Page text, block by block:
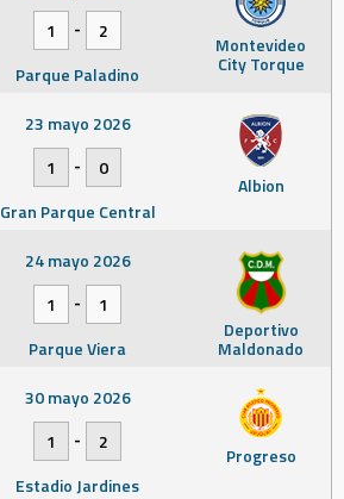
Montevideo
City Torque
1
-
2
Parque Paladino
Albion
23 mayo 2026
1
-
0
Gran Parque Central
Deportivo
Maldonado
24 mayo 2026
1
-
1
Parque Viera
Progreso
30 mayo 2026
1
-
2
Estadio Jardines